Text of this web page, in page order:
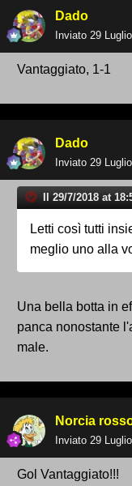
Dado
Inviato 29
Vantaggiato, 1-1
Dado
Inviato 29
Il 29/7/2018 at
Letti così tutti
meglio uno alla
Una bella botta in
panca nonostante
male.
Norcia
Inviato 29
Gol Vantaggiato!!!